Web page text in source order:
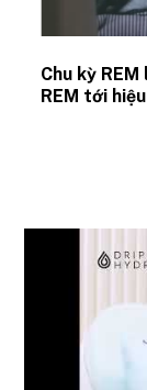
Chu kỳ
REM tới